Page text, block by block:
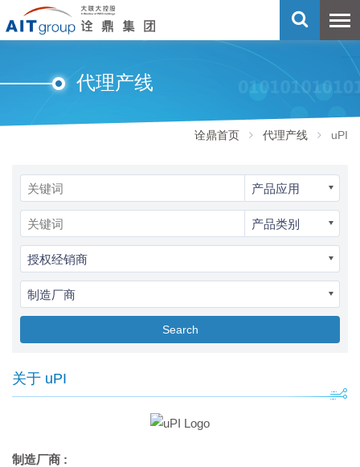
代理产线
诠鼎首页 代理产线 uPI
产品应用
产品类别
授权经销商
制造厂商
Search
关于 uPI
制造厂商 :